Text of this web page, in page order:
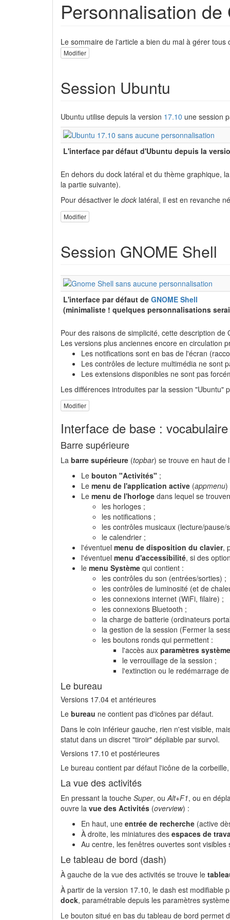
Personnalisation de
Le sommaire de l'article a bien du mal à gérer
Modifier
Session Ubuntu
Ubuntu utilise depuis la version 17.10 une session
L'interface par défaut d'Ubuntu depuis la
En dehors du dock latéral et du thème graphique,
la partie suivante).
Pour désactiver le dock latéral, il est en revanche
Modifier
Session GNOME Shell
L'interface par défaut de GNOME Shell
(minimaliste ! quelques personnalisations
Pour des raisons de simplicité, cette description
Les versions plus anciennes encore en circulation
Les notifications sont en bas de l'écran
Les contrôles de lecture multimédia ne sont
Les extensions disponibles ne sont pas
Les différences introduites par la session
Modifier
Interface de base : vocabulaire
Barre supérieure
La barre supérieure (topbar) se trouve en haut de
Le bouton "Activités" ;
Le menu de l'application active (appmenu)
Le menu de l'horloge dans lequel se
les horloges ;
les notifications ;
les contrôles musicaux (lecture/
le calendrier ;
l'éventuel menu de disposition du clavier,
l'éventuel menu d'accessibilité, si des
le menu Système qui contient :
les contrôles du son (entrées/sorties) ;
les contrôles de luminosité (et de
les connexions internet (WiFi, filaire) ;
les connexions Bluetooth ;
la charge de batterie (ordinateurs
la gestion de la session (Fermer la
les boutons ronds qui permettent :
l'accès aux paramètres système
le verrouillage de la session ;
l'extinction ou le redémarrage
Le bureau
Versions 17.04 et antérieures
Le bureau ne contient pas d'icônes par défaut.
Dans le coin inférieur gauche, rien n'est visible,
statut dans un discret "tiroir" dépliable par survol.
Versions 17.10 et postérieures
Le bureau contient par défaut l'icône de la
La vue des activités
En pressant la touche Super, ou Alt+F1, ou en
ouvre la vue des Activités (overview) :
En haut, une entrée de recherche (active
À droite, les miniatures des espaces de
Au centre, les fenêtres ouvertes sont
Le tableau de bord (dash)
À gauche de la vue des activités se trouve le
À partir de la version 17.10, le dash est modifiable
dock, paramétrable depuis les paramètres
Le bouton situé en bas du tableau de bord permet